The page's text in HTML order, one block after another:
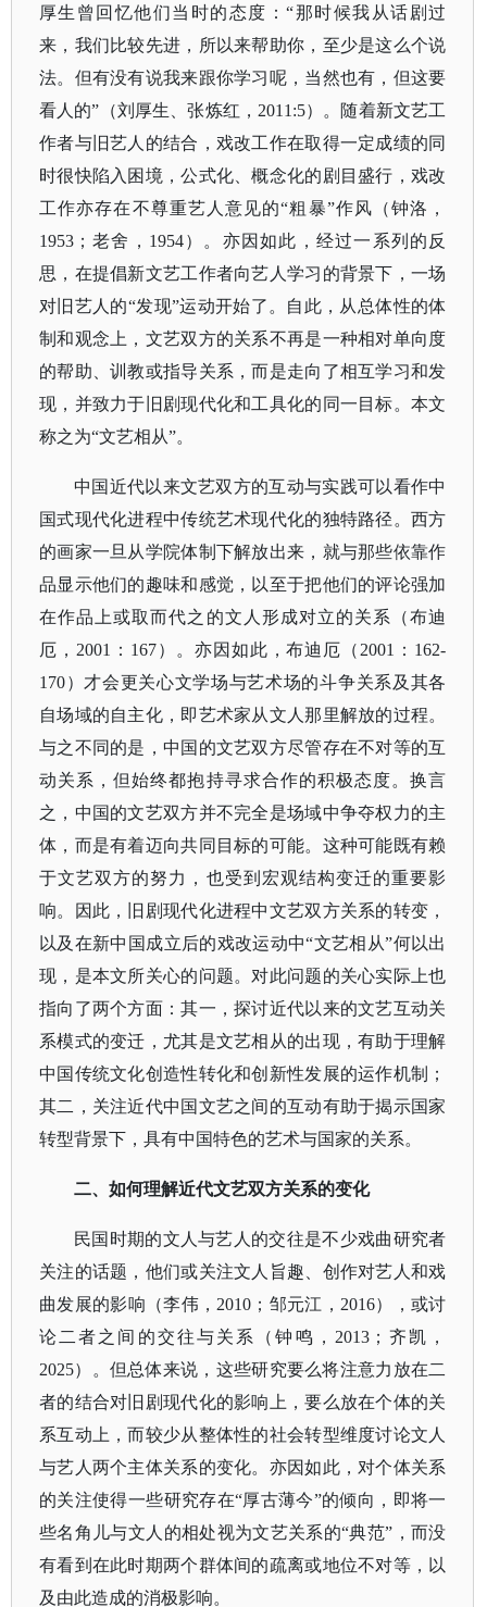
厚生曾回忆他们当时的态度：“那时候我从话剧过
来，我们比较先进，所以来帮助你，至少是这么个说
法。但有没有说我来跟你学习呢，当然也有，但这要
看人的”（刘厚生、张炼红，2011:5）。随着新文艺工
作者与旧艺人的结合，戏改工作在取得一定成绩的同
时很快陷入困境，公式化、概念化的剧目盛行，戏改
工作亦存在不尊重艺人意见的“粗暴”作风（钟洛，
1953；老舍，1954）。亦因如此，经过一系列的反
思，在提倡新文艺工作者向艺人学习的背景下，一场
对旧艺人的“发现”运动开始了。自此，从总体性的体
制和观念上，文艺双方的关系不再是一种相对单向度
的帮助、训教或指导关系，而是走向了相互学习和发
现，并致力于旧剧现代化和工具化的同一目标。本文
称之为“文艺相从”。
中国近代以来文艺双方的互动与实践可以看作中
国式现代化进程中传统艺术现代化的独特路径。西方
的画家一旦从学院体制下解放出来，就与那些依靠作
品显示他们的趣味和感觉，以至于把他们的评论强加
在作品上或取而代之的文人形成对立的关系（布迪
厄， 2001：167）。亦因如此，布迪厄（2001：162-
170）才会更关心文学场与艺术场的斗争关系及其各
自场域的自主化，即艺术家从文人那里解放的过程。
与之不同的是，中国的文艺双方尽管存在不对等的互
动关系，但始终都抱持寻求合作的积极态度。换言
之，中国的文艺双方并不完全是场域中争夺权力的主
体，而是有着迈向共同目标的可能。这种可能既有赖
于文艺双方的努力，也受到宏观结构变迁的重要影
响。因此，旧剧现代化进程中文艺双方关系的转变，
以及在新中国成立后的戏改运动中“文艺相从”何以出
现，是本文所关心的问题。对此问题的关心实际上也
指向了两个方面：其一，探讨近代以来的文艺互动关
系模式的变迁，尤其是文艺相从的出现，有助于理解
中国传统文化创造性转化和创新性发展的运作机制；
其二，关注近代中国文艺之间的互动有助于揭示国家
转型背景下，具有中国特色的艺术与国家的关系。
二、如何理解近代文艺双方关系的变化
民国时期的文人与艺人的交往是不少戏曲研究者
关注的话题，他们或关注文人旨趣、创作对艺人和戏
曲发展的影响（李伟， 2010；邹元江，2016），或讨
论二者之间的交往与关系（钟鸣，2013；齐凯，
2025）。但总体来说，这些研究要么将注意力放在二
者的结合对旧剧现代化的影响上，要么放在个体的关
系互动上，而较少从整体性的社会转型维度讨论文人
与艺人两个主体关系的变化。亦因如此，对个体关系
的关注使得一些研究存在“厚古薄今”的倾向，即将一
些名角儿与文人的相处视为文艺关系的“典范”，而没
有看到在此时期两个群体间的疏离或地位不对等，以
及由此造成的消极影响。